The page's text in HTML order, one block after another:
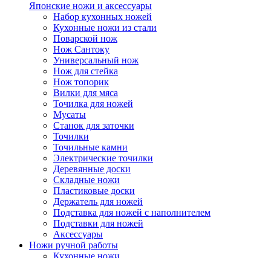
Японские ножи и аксессуары
Набор кухонных ножей
Кухонные ножи из стали
Поварской нож
Нож Сантоку
Универсальный нож
Нож для стейка
Нож топорик
Вилки для мяса
Точилка для ножей
Мусаты
Станок для заточки
Точилки
Точильные камни
Электрические точилки
Деревянные доски
Складные ножи
Пластиковые доски
Держатель для ножей
Подставка для ножей с наполнителем
Подставки для ножей
Аксессуары
Ножи ручной работы
Кухонные ножи